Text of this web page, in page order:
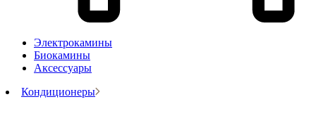
Электрокамины
Биокамины
Аксессуары
Кондиционеры